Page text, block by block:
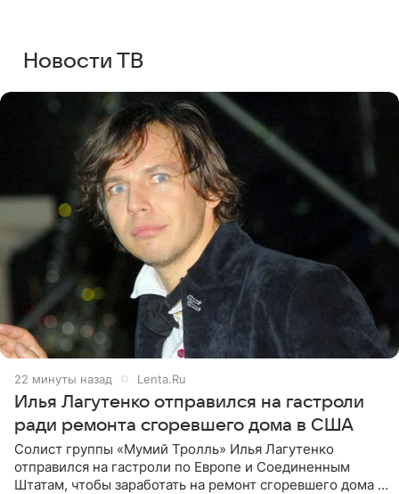
Новости ТВ
22 минуты назад Lenta.Ru
Илья Лагутенко отправился на гастроли
ради ремонта сгоревшего дома в США
Солист группы «Мумий Тролль» Илья Лагутенко
отправился на гастроли по Европе и Соединенным
Штатам, чтобы заработать на ремонт сгоревшего дома в